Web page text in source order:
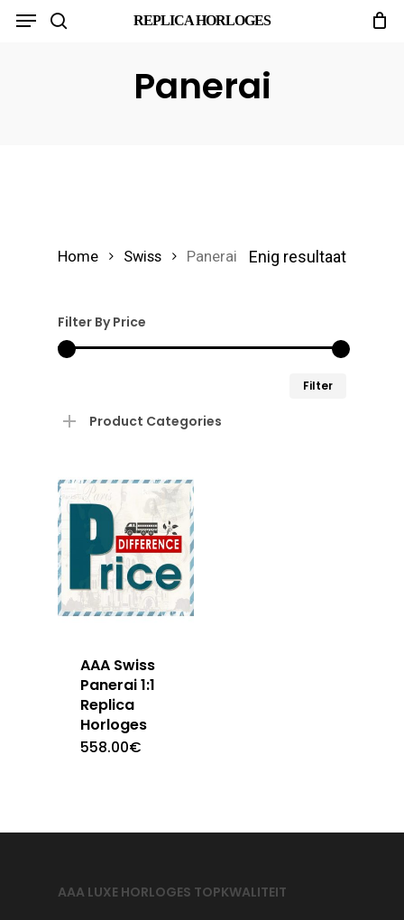
Skip
REPLICA HORLOGES
Menu
Panerai
Enig resultaat
Home Swiss Panerai
Filter By Price
Filter
Product Categories
AAA Swiss
Panerai 1:1
Replica
Horloges
558.00€
AAA LUXE HORLOGES TOPKWALITEIT